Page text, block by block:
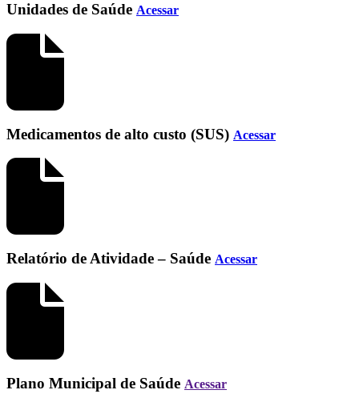
Unidades de Saúde Acessar
Medicamentos de alto custo (SUS) Acessar
Relatório de Atividade – Saúde Acessar
Plano Municipal de Saúde Acessar